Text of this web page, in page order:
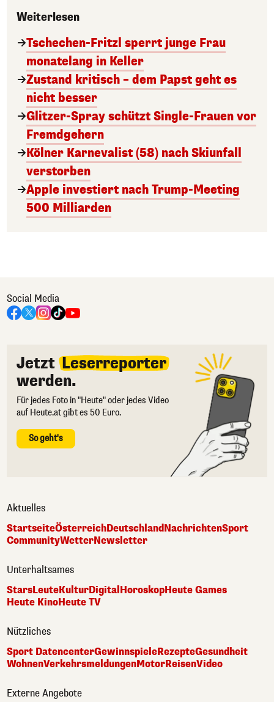
Weiterlesen
Tschechen-Fritzl sperrt junge Frau
monatelang in Keller
Zustand kritisch – dem Papst geht es
nicht besser
Glitzer-Spray schützt Single-Frauen vor
Fremdgehern
Kölner Karnevalist (58) nach Skiunfall
verstorben
Apple investiert nach Trump-Meeting
500 Milliarden
Social Media
Jetzt Leserreporter
werden.
Für jedes Foto in "Heute" oder jedes Video
auf Heute.at gibt es 50 Euro.
So geht's
Aktuelles
StartseiteÖsterreichDeutschlandNachrichtenSport
CommunityWetterNewsletter
Unterhaltsames
StarsLeuteKulturDigital HoroskopHeute Games
Heute KinoHeute TV
Nützliches
Sport DatencenterGewinnspieleRezepteGesundheit
WohnenVerkehrsmeldungenMotorReisenVideo
Externe Angebote